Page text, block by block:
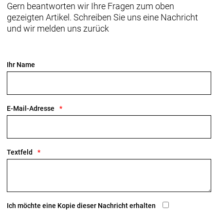
Gern beantworten wir Ihre Fragen zum oben
gezeigten Artikel. Schreiben Sie uns eine Nachricht
und wir melden uns zurück
Ihr Name
E-Mail-Adresse
Textfeld
Ich möchte eine Kopie dieser Nachricht erhalten